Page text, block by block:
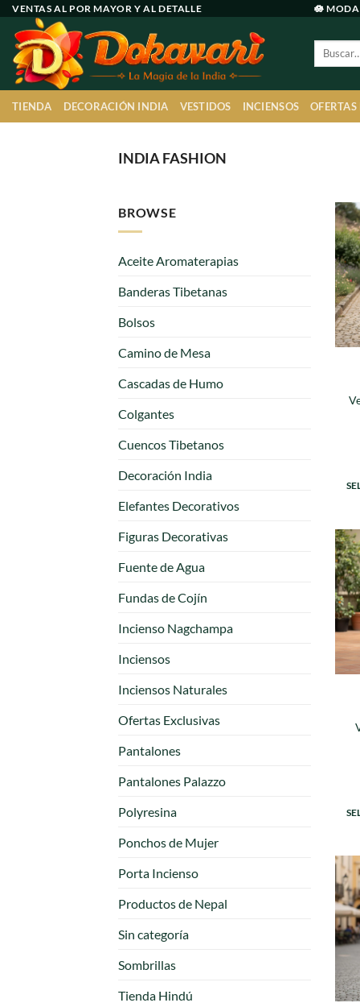
contenido
VENTAS AL POR MAYOR Y AL DETALLE 🪷
Buscar
TIENDA DECORACIÓN INDIA VESTIDOS INCIENSOS OFERTAS
INDIA FASHION
BROWSE
Aceite Aromaterapias
Banderas Tibetanas
Bolsos
Camino de Mesa
Cascadas de Humo
Colgantes
Cuencos Tibetanos
Decoración India
Elefantes Decorativos
Figuras Decorativas
Fuente de Agua
Fundas de Cojín
Incienso Nagchampa
Inciensos
Inciensos Naturales
Ofertas Exclusivas
Pantalones
Pantalones Palazzo
Polyresina
Ponchos de Mujer
Porta Incienso
Productos de Nepal
Sin categoría
Sombrillas
Tienda Hindú